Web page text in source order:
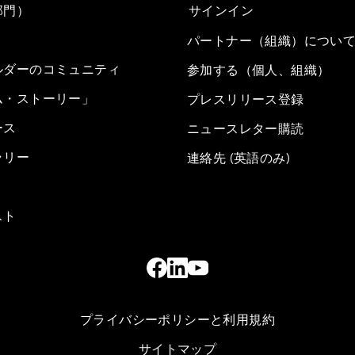
）
ーのコミュニティ
ストーリー」
リー
サインイン
パートナー（組織）につい
参加する（個人、組織）
プレスリリース登録
ニュースレター購読
連絡先 (英語のみ)
プライバシーポリシーと利用規約
サイトマップ